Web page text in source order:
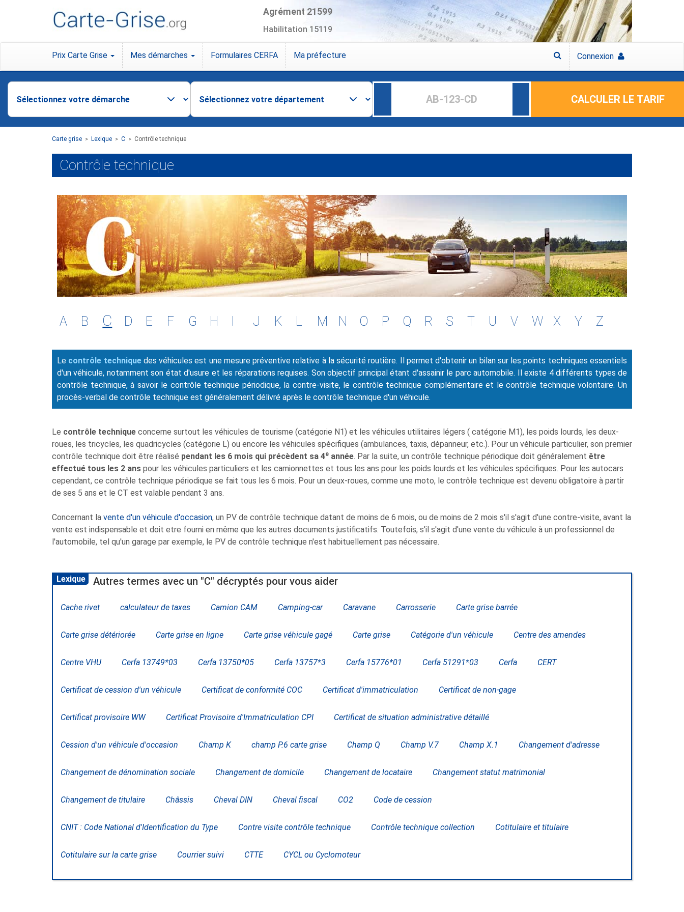
Agrément 21599
Habilitation 15119
Prix Carte Grise Mes démarches Formulaires CERFA Ma préfecture Connexion
CALCULER LE TARIF
Carte grise > Lexique > C > Contrôle technique
Contrôle technique
A B C D E F G H J K L M N O P Q R S T U V W X Y Z
Le contrôle techniquedes véhicules est une mesure préventive relative à la sécurité routière. Il permet d'obtenir un bilan sur les points techniques essentiels
d'un véhicule, notamment son état d'usure et les réparations requises. Son objectif principal étant d'assainir le parc automobile. Il existe 4 différents types de
contrôle technique, à savoir le contrôle technique périodique, la contre-visite, le contrôle technique complémentaire et le contrôle technique volontaire. Un
procès-verbal de contrôle technique est généralement délivré après le contrôle technique d'un véhicule.
Le contrôle technique concerne surtout les véhicules de tourisme (catégorie N1) et les véhicules utilitaires légers ( catégorie M1), les poids lourds, les deux-
roues, les tricycles, les quadricycles (catégorie L) ou encore les véhicules spécifiques (ambulances, taxis, dépanneur, etc.). Pour un véhicule particulier, son premier
contrôle technique doit être réalisé pendant les 6 mois qui précèdent sa 4e année. Par la suite, un contrôle technique périodique doit généralement être
effectué tous les 2 ans pour les véhicules particuliers et les camionnettes et tous les ans pour les poids lourds et les véhicules spécifiques. Pour les autocars
cependant, ce contrôle technique périodique se fait tous les 6 mois. Pour un deux-roues, comme une moto, le contrôle technique est devenu obligatoire à partir
de ses 5 ans et le CT est valable pendant 3 ans.
Concernant la vente d'un véhicule d'occasion, un PV de contrôle technique datant de moins de 6 mois, ou de moins de 2 mois s'il s'agit d'une contre-visite, avant la
vente est indispensable et doit etre fourni en même que les autres documents justificatifs. Toutefois, s'il s'agit d'une vente du véhicule à un professionnel de
l'automobile, tel qu'un garage par exemple, le PV de contrôle technique n'est habituellement pas nécessaire.
Lexique Autres termes avec un "C" décryptés pour vous aider
Cache rivet calculateur de taxes Camion CAM Camping-car Caravane Carrosserie Carte grise barrée
Carte grise détériorée Carte grise en ligne Carte grise véhicule gagé Carte grise Catégorie d'un véhicule Centre des amendes
Centre VHU Cerfa 13749*03 Cerfa 13750*05 Cerfa 13757*3 Cerfa 15776*01 Cerfa 51291*03 Cerfa CERT
Certificat de cession d'un véhicule Certificat de conformité COC Certificat d'immatriculation Certificat de non-gage
Certificat provisoire WW Certificat Provisoire d'Immatriculation CPI Certificat de situation administrative détaillé
Cession d'un véhicule d'occasion Champ K champ P.6 carte grise Champ Q Champ V.7 Champ X.1 Changement d'adresse
Changement de dénomination sociale Changement de domicile Changement de locataire Changement statut matrimonial
Changement de titulaire Châssis Cheval DIN Cheval fiscal CO2 Code de cession
CNIT : Code National d'Identification du Type Contre visite contrôle technique Contrôle technique collection Cotitulaire et titulaire
Cotitulaire sur la carte grise Courrier suivi CTTE CYCL ou Cyclomoteur